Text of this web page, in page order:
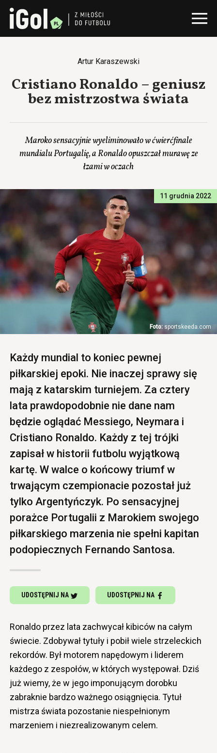
Artur Karaszewski
Cristiano Ronaldo – geniusz
bez mistrzostwa świata
Maroko sensacyjnie wyeliminowało w ćwierćfinale
mundialu Portugalię, a Ronaldo opuszczał murawę ze
łzami w oczach
11 grudnia 2022
sportskeeda.com
Każdy mundial to koniec pewnej
piłkarskiej epoki. Nie inaczej sprawy się
mają z katarskim turniejem. Za cztery
lata prawdopodobnie nie dane nam
będzie oglądać Messiego, Neymara i
Cristiano Ronaldo. Każdy z tej trójki
zapisał w historii futbolu wyjątkową
kartę. W walce o końcowy triumf w
trwającym czempionacie pozostał już
tylko Argentyńczyk. Po sensacyjnej
porażce Portugalii z Marokiem swojego
piłkarskiego marzenia nie spełni kapitan
podopiecznych Fernando Santosa.
UDOSTĘPNIJ NA UDOSTĘPNIJ NA
Ronaldo przez lata zachwycał kibiców na całym
świecie. Zdobywał tytuły i pobił wiele strzeleckich
rekordów. Był motorem napędowym i liderem
każdego z zespołów, w których występował. Dziś
już wiemy, że w jego imponującym dorobku
zabraknie bardzo ważnego osiągnięcia. Tytuł
mistrza świata pozostanie niespełnionym
marzeniem i niezrealizowanym celem.